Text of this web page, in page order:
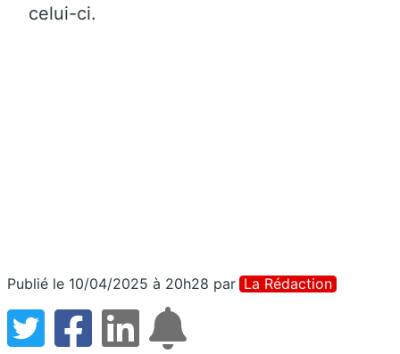
celui-ci.
Publié le 10/04/2025 à 20h28 par La Rédaction